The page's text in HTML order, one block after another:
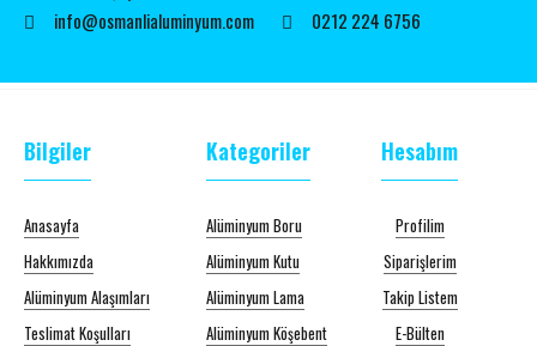
info@osmanlialuminyum.com 0212 224 6756
Bilgiler
Anasayfa
Hakkımızda
Alüminyum Alaşımları
Teslimat Koşulları
Kategoriler
Alüminyum Boru
Alüminyum Kutu
Alüminyum Lama
Alüminyum Köşebent
Hesabım
Profilim
Siparişlerim
Takip Listem
E-Bülten